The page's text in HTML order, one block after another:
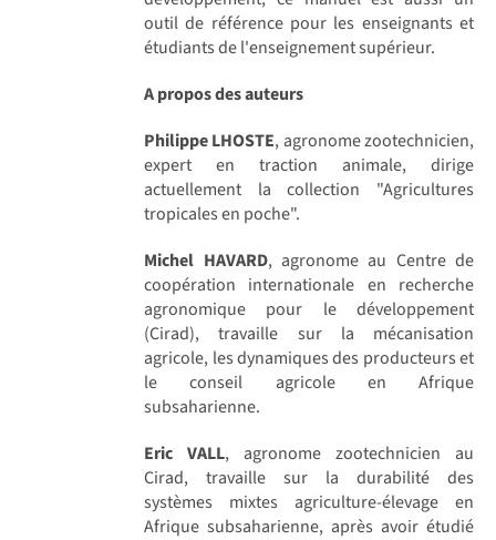
outil de référence pour les enseignants et
étudiants de l'enseignement supérieur.
A propos des auteurs
Philippe LHOSTE, agronome zootechnicien,
expert en traction animale, dirige
actuellement la collection "Agricultures
tropicales en poche".
Michel HAVARD, agronome au Centre de
coopération internationale en recherche
agronomique pour le développement
(Cirad), travaille sur la mécanisation
agricole, les dynamiques des producteurs et
le conseil agricole en Afrique
subsaharienne.
Eric VALL, agronome zootechnicien au
Cirad, travaille sur la durabilité des
systèmes mixtes agriculture-élevage en
Afrique subsaharienne, après avoir étudié